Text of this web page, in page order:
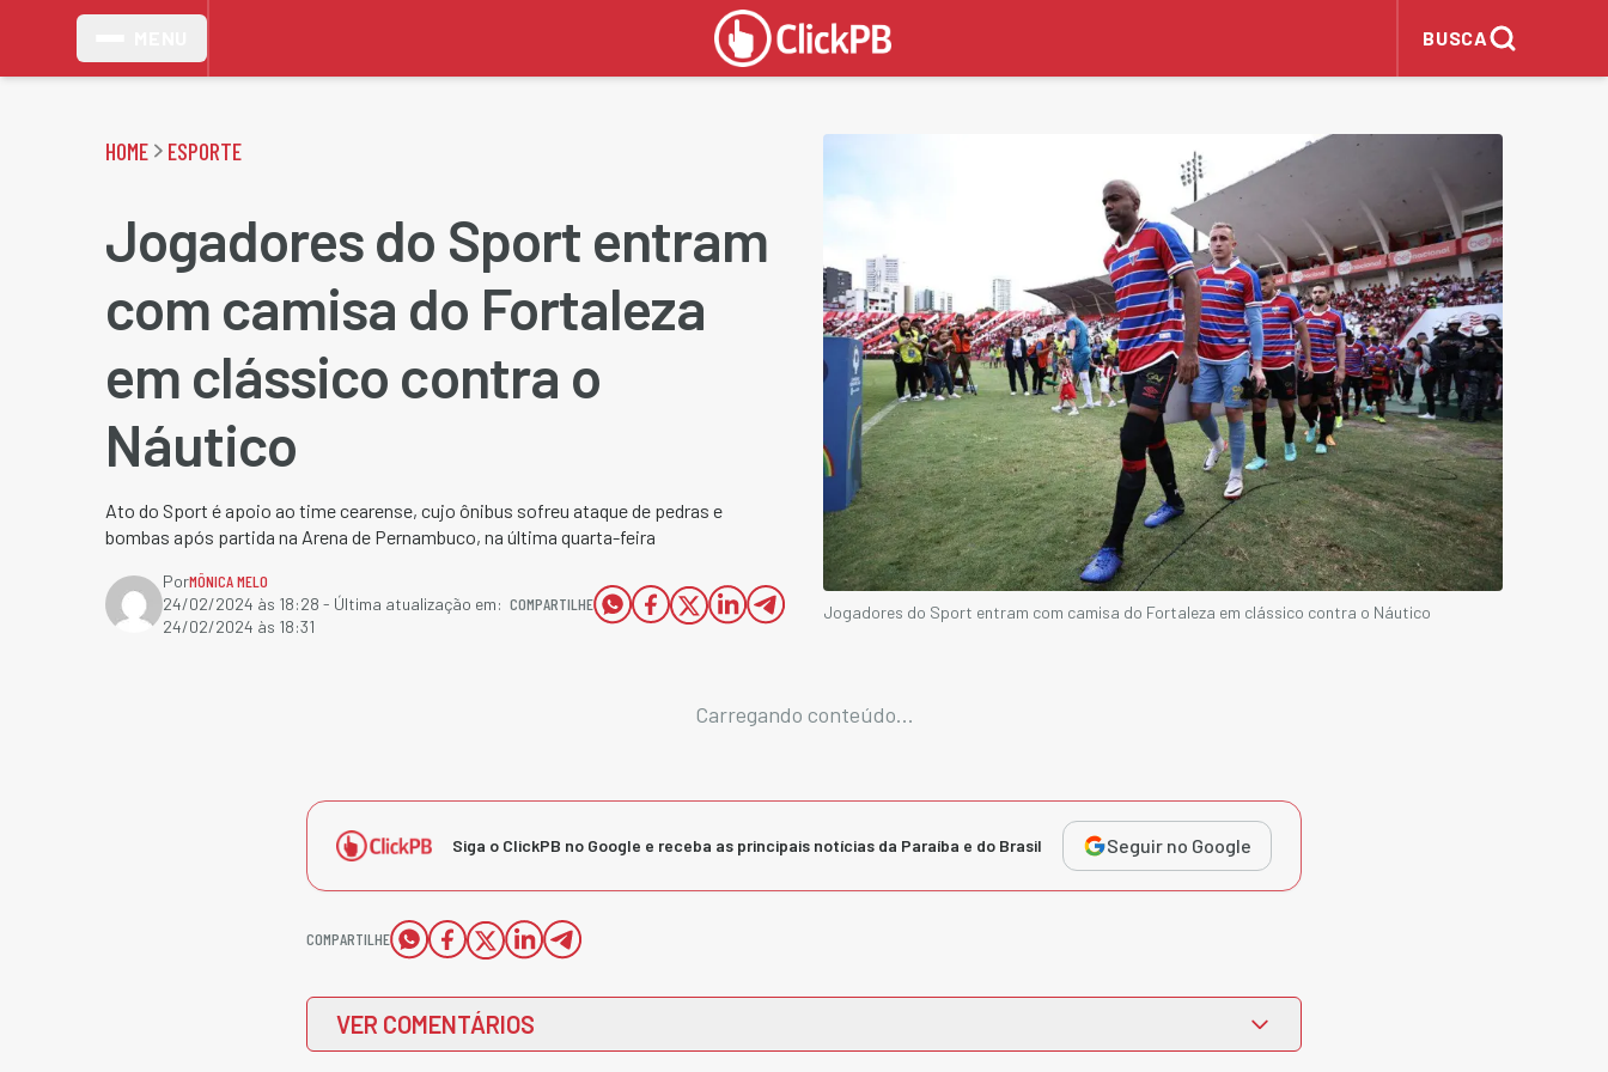
BUSCA
HOME ESPORTE
Jogadores do Sport entram
com camisa do Fortaleza
em clássico contra o
Náutico
Ato do Sport é apoio ao time cearense, cujo ônibus sofreu ataque de pedras e
bombas após partida na Arena de Pernambuco, na última quarta-feira
PorMÔNICA MELO
24/02/2024 às 18:28 - Última atualização em:
24/02/2024 às 18:31
COMPARTILHE Jogadores do Sport entram com camisa do Fortaleza em clássico contra o Náutico
Carregando conteúdo...
Siga o ClickPB no Google e receba as principais notícias da Paraíba e do Brasil Seguir no Google
COMPARTILHE
VER COMENTÁRIOS